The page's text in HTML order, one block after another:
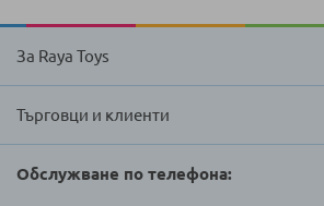
За Raya Toys
Търговци и клиенти
Обслужване по телефона: